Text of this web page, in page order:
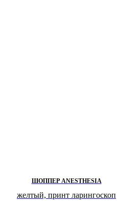
ШОППЕР ANESTHESIA
желтый, принт ларингоскоп